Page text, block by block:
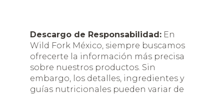
Descargo de Responsabilidad: En
Wild Fork México, siempre buscamos
ofrecerte la información más precisa
sobre nuestros productos. Sin
embargo, los detalles, ingredientes y
guías nutricionales pueden variar de